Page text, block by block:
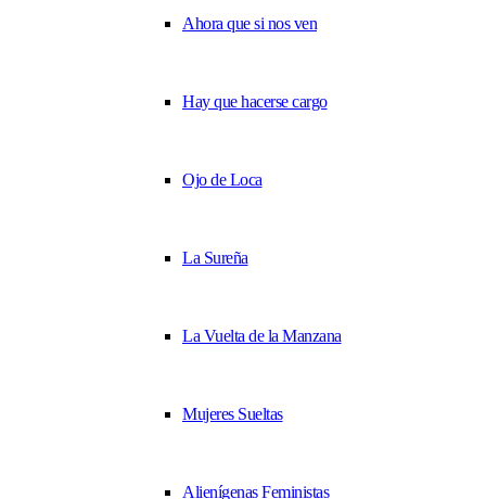
Ahora que si nos ven
Hay que hacerse cargo
Ojo de Loca
La Sureña
La Vuelta de la Manzana
Mujeres Sueltas
Alienígenas Feministas